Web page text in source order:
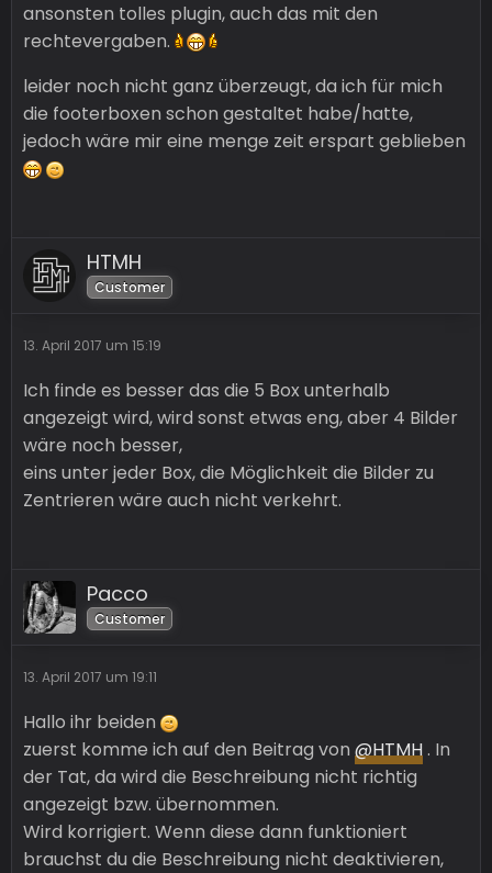
ansonsten tolles plugin, auch das mit den
rechtevergaben.
leider noch nicht ganz überzeugt, da ich für mich
die footerboxen schon gestaltet habe/hatte,
jedoch wäre mir eine menge zeit erspart geblieben
HTMH
Customer
13. April 2017 um 15:19
Ich finde es besser das die 5 Box unterhalb
angezeigt wird, wird sonst etwas eng, aber 4 Bilder
wäre noch besser,
eins unter jeder Box, die Möglichkeit die Bilder zu
Zentrieren wäre auch nicht verkehrt.
Pacco
Customer
13. April 2017 um 19:11
Hallo ihr beiden
zuerst komme ich auf den Beitrag von @HTMH. In
der Tat, da wird die Beschreibung nicht richtig
angezeigt bzw. übernommen.
Wird korrigiert. Wenn diese dann funktioniert
brauchst du die Beschreibung nicht deaktivieren,